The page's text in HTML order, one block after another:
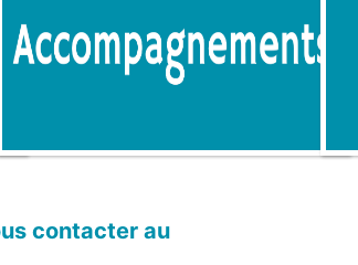
contacter au